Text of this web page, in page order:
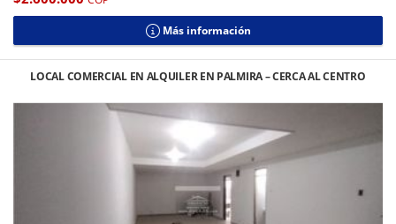
Más información
LOCAL COMERCIAL EN ALQUILER EN PALMIRA – CERCA AL CENTRO